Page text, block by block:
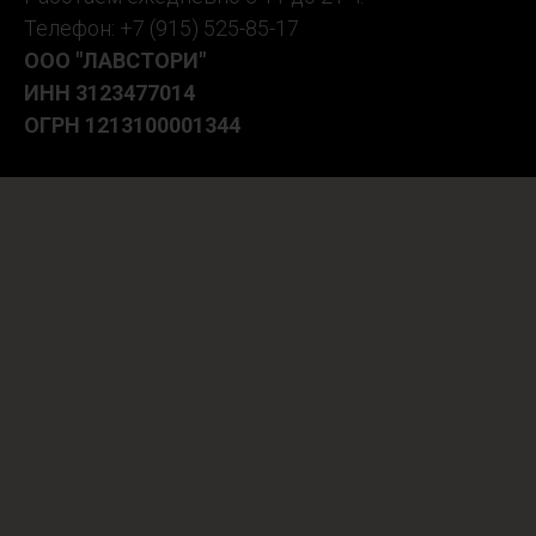
Телефон: +7 (915) 525-85-17
ООО "ЛАВСТОРИ"
ИНН 3123477014
ОГРН 1213100001344